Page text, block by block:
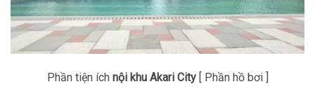
Phần tiện ích nội khu Akari City[ Phần hồ bơi ]